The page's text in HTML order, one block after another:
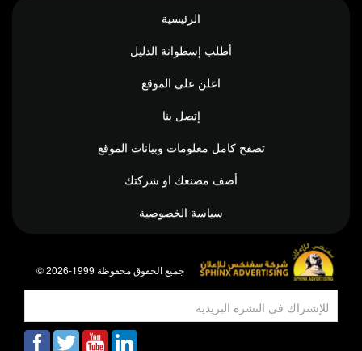
الرئيسية
أطلب إسطوانة الدليل
اعلن على الموقع
إتصل بنا
تصفح كامل معلومات وبيانات الموقع
أضف مصنعك او شركتك
سياسة الخصوصية
© جميع الحقوق محفوظة 1999-2026